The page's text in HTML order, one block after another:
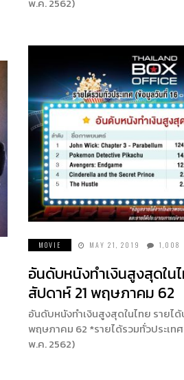
MOVIE MAY 21, 2019 1,008
อันดับหนังทำเงินสูงสุดใน
สัปดาห์ 21 พฤษภาคม 62
อันดับหนังทำเงินสูงสุดในไทย รายได้
พฤษภาคม 62 *รายได้รวมทั่วประเท
พ.ค. 2562)